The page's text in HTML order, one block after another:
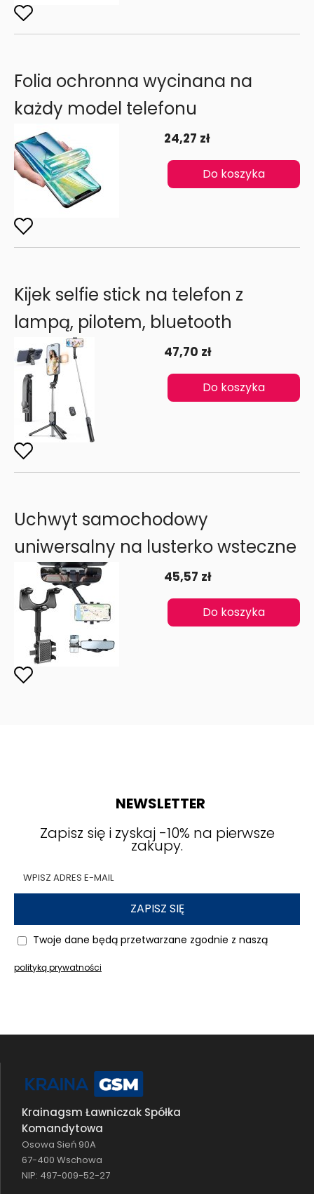
Folia ochronna wycinana na
każdy model telefonu
24,27 zł
Do koszyka
Kijek selfie stick na telefon z
lampą, pilotem, bluetooth
47,70 zł
Do koszyka
Uchwyt samochodowy
uniwersalny na lusterko wsteczne
45,57 zł
Do koszyka
NEWSLETTER
Zapisz się i zyskaj -10% na pierwsze
zakupy.
ZAPISZ SIĘ
Twoje dane będą przetwarzane zgodnie z naszą
polityką prywatności
Krainagsm Ławniczak Spółka
Komandytowa
Osowa Sień 90A
67-400 Wschowa
NIP: 497-009-52-27